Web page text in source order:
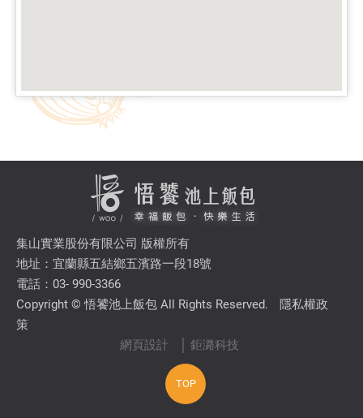
集山實業股份有限公司 版權所有
地址：宜蘭縣五結鄉五濱路一段18號
電話：03- 990-3366
Copyright © 悟饕池上飯包 All Rights Reserved.
隱私權政
策
網頁設計
│ 鉅潞科技
TOP